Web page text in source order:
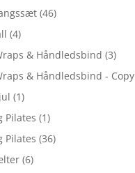
(46)
(4)
& Håndledsbind (3)
& Håndledsbind - Copy
(1)
Pilates (1)
Pilates (36)
(6)